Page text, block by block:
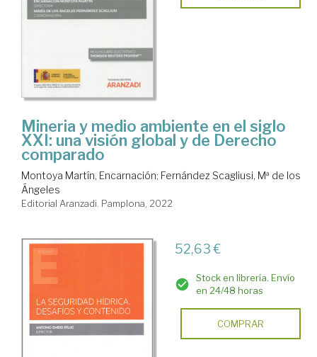
Mineria y medio ambiente en el siglo
XXI: una visión global y de Derecho
comparado
Montoya Martín, Encarnación; Fernández Scagliusi, Mª de los
Ángeles
Editorial Aranzadi. Pamplona, 2022
52,63 €
Stock en librería. Envío
en 24/48 horas
COMPRAR